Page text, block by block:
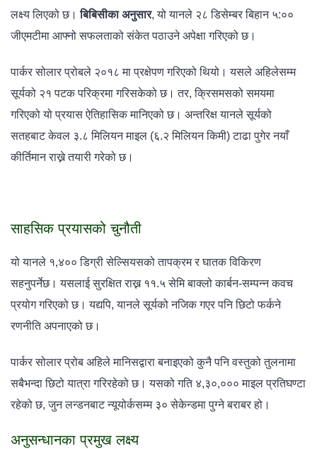
लक्ष्य लिएको छ।बिबिसीका अनुसार, यो यानले २८ डिसेम्बर बिहान ५:००
जीएमटीमा आफ्नो सफलताको संकेत पठाउने अपेक्षा गरिएको छ।
पार्कर सोलार प्रोबले २०१८ मा प्रक्षेपण गरिएको थियो। यसले अहिलेसम्म
सूर्यको २१ पटक परिक्रमा गरिसकेको छ। तर, क्रिसमसको समयमा
गरिएको यो प्रयास ऐतिहासिक मानिएको छ। अन्तरिक्ष यानले सूर्यको
सतहबाट केवल ३.८ मिलियन माइल (६.२ मिलियन किमी) टाढा पुगेर नयाँ
कीर्तिमान राख्ने तयारी गरेको छ।
साहसिक प्रयासको चुनौती
यो यानले १,४०० डिग्री सेल्सियसको तापक्रम र घातक विकिरण
सहनुपर्नेछ। यसलाई सुरक्षित राख्न ११.५ सेमि बाक्लो कार्बन-सम्पन्न कवच
प्रयोग गरिएको छ। यद्यपि, यानले सूर्यको नजिक गएर पनि छिटो फर्कने
रणनीति अपनाएको छ।
पार्कर सोलार प्रोब अहिले मानिसद्वारा बनाइएको कुनै पनि वस्तुको तुलनामा
सबैभन्दा छिटो यात्रा गरिरहेको छ। यसको गति ४,३०,००० माइल प्रतिघण्टा
रहेको छ, जुन लन्डनबाट न्यूयोर्कसम्म ३० सेकेन्डमा पुग्ने बराबर हो।
अनुसन्धानका प्रमुख लक्ष्य